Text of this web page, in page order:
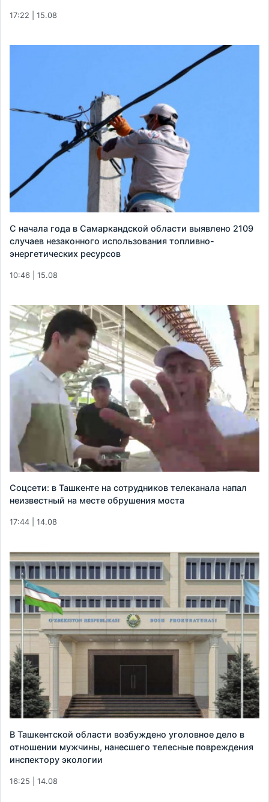
17:22 | 15.08
С начала года в Самаркандской области выявлено 2109
случаев незаконного использования топливно-
энергетических ресурсов
10:46 | 15.08
Соцсети: в Ташкенте на сотрудников телеканала напал
неизвестный на месте обрушения моста
17:44 | 14.08
В Ташкентской области возбуждено уголовное дело в
отношении мужчины, нанесшего телесные повреждения
инспектору экологии
16:25 | 14.08